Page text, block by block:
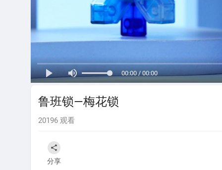
00:00 / 00:00
鲁班锁—梅花锁
20196 观看
分享